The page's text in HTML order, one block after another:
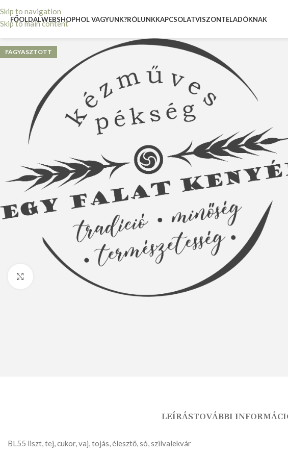
Skip to navigation
Skip to main content
FŐOLDALWEBSHOP
SÓS
HOL VAGYUNK?RÓLUNKKAPCSOLATVISZONTELADÓKNAK
FAGYASZTOTT
Nagyításhoz kattints ide
LEÍRÁSTOVÁBBI
BL55 liszt, tej, cukor, vaj, tojás, élesztő, só, szilvalekvár